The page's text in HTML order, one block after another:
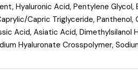
Hyaluronic Acid, Pentylene
Capric Triglyceride,
Acid, Asiatic Acid, Dimethylsilanol
Hyaluronate Crosspolymer,